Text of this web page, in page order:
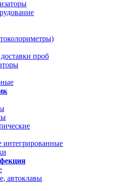
проб
интегрированные
автоклавы